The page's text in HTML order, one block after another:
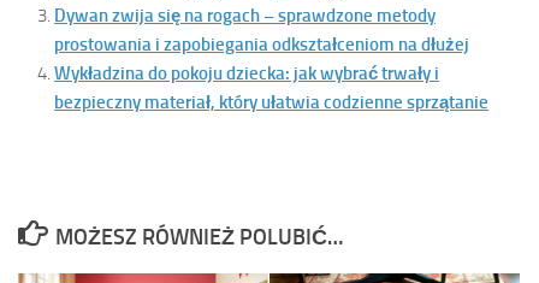
Dywan zwija się na rogach – sprawdzone metody
prostowania i zapobiegania odkształceniom na dłużej
Wykładzina do pokoju dziecka: jak wybrać trwały i
bezpieczny materiał, który ułatwia codzienne sprzątanie
MOŻESZ RÓWNIEŻ POLUBIĆ…